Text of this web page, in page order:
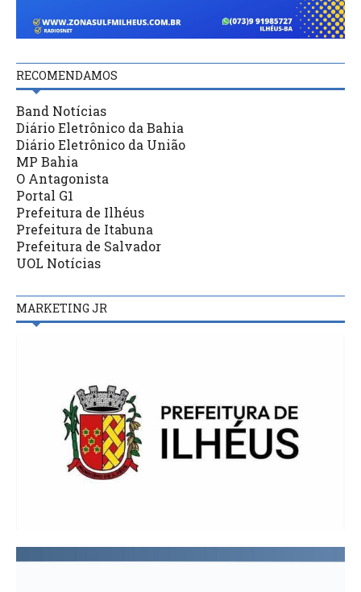
RECOMENDAMOS
Band Notícias
Diário Eletrônico da Bahia
Diário Eletrônico da União
MP Bahia
O Antagonista
Portal G1
Prefeitura de Ilhéus
Prefeitura de Itabuna
Prefeitura de Salvador
UOL Notícias
MARKETING JR